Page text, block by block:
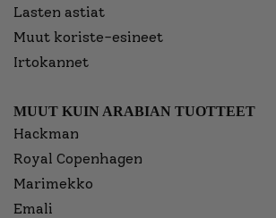
Lasten astiat
Muut koriste-esineet
Irtokannet
MUUT KUIN ARABIAN TUOTTEET
Hackman
Royal Copenhagen
Marimekko
Emali